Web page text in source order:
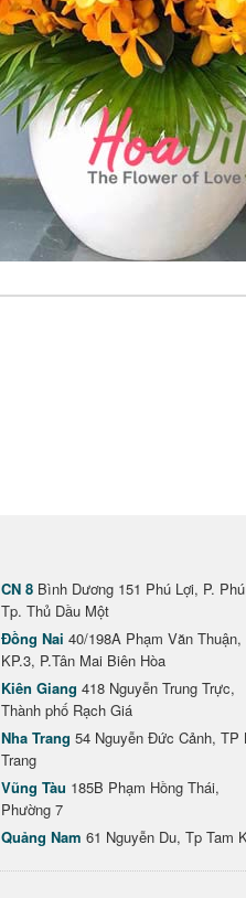
CN 8 Bình Dương 151 Phú Lợi, P.
Tp. Thủ Dầu Một
Đồng Nai 40/198A Phạm Văn Thuận,
KP.3, P.Tân Mai Biên Hòa
Kiên Giang 418 Nguyễn Trung Trực,
Thành phố Rạch Giá
Nha Trang 54 Nguyễn Đức Cảnh, TP
Trang
Vũng Tàu 185B Phạm Hồng Thái,
Phường 7
Quảng Nam 61 Nguyễn Du, Tp Tam